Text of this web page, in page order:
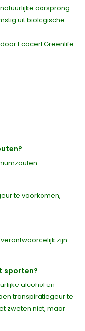
oorsprong
uit biologische
Ecocert Greenlife
te voorkomen,
zijn
sporten?
alcohol en
transpiratiegeur te
zweten niet, maar